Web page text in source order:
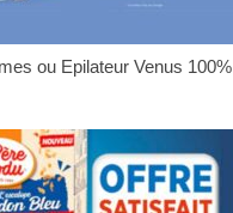
ou Epilateur Venus 100%